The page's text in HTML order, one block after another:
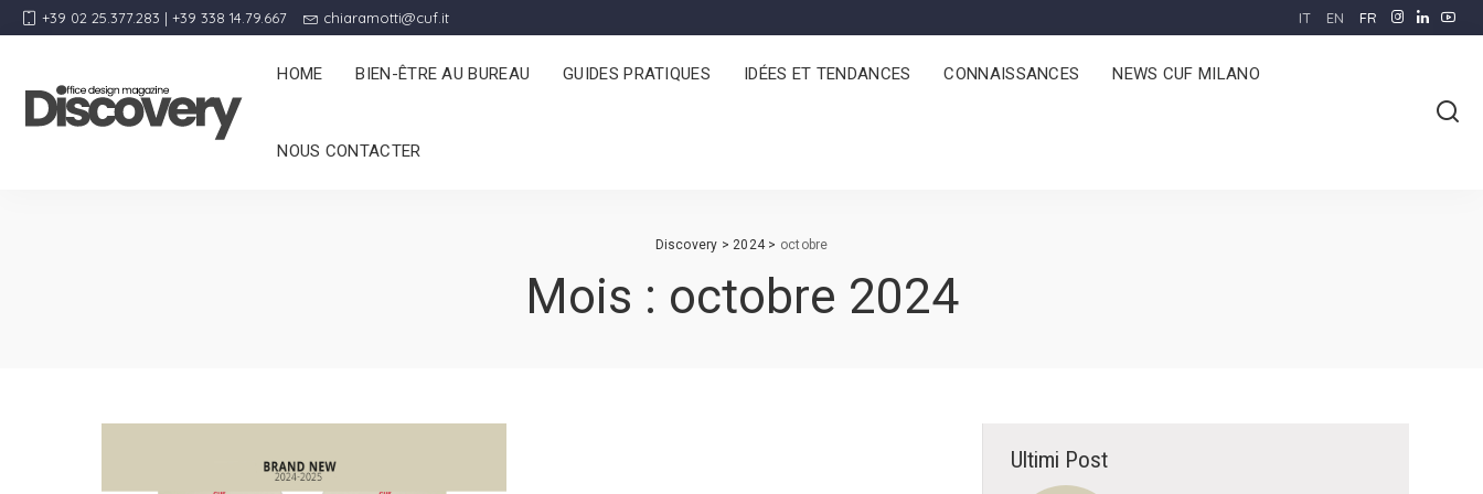
+39 02 25.377.283 | +39 338 14.79.667 chiaramotti@cuf.it IT EN FR
HOME BIEN-ÊTRE AU BUREAU GUIDES PRATIQUES IDÉES ET TENDANCES CONNAISSANCES NEWS CUF MILANO
NOUS CONTACTER
Discovery >2024> octobre
Mois : octobre 2024
Ultimi Post